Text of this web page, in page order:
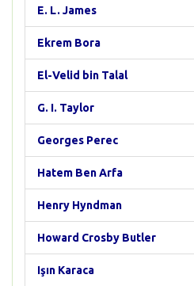
E. L. James
Ekrem Bora
El-Velid bin Talal
G. I. Taylor
Georges Perec
Hatem Ben Arfa
Henry Hyndman
Howard Crosby Butler
Işın Karaca